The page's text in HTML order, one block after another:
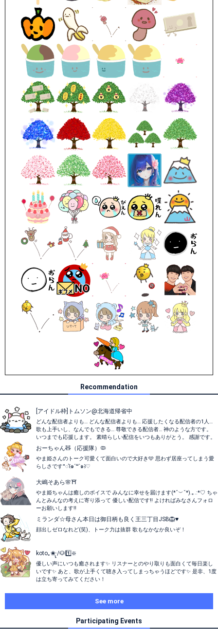
Recommendation
[アイドル枠]トムソン@北海道帰省中‪‪
どんな配信者よりも… どんな配信者よりも… 応援したくなる配信者の1人…
歌も上手いし、なんでもできる… 尊敬できる配信者… 神のような方です。
いつまでも応援します。 素晴らしい配信をいつもありがとう。 感謝です。
おーちゃん🧸（応援隊）🦠
やま姫さんのトーク可愛くて面白いので大好き🩵 思わず居座ってしまう愛
らしさです°◌̊꒰๑´꒳`๑꒱♡
大嶋そあら🌸⛩
やま姫ちゃんは癒しのボイスで みんなに幸せを届けます(*˘︶˘*).｡.:*♡ ちゃ
んとみんなの考えに寄り添って 優しい配信です‼️ よければみなさんフォロ
ーお願いします‼️
ミランダ☆母さん本日は御日柄も良く王三丁目JSB🦁♥️
顔出しゼロなれど(笑)、トーク力は抜群 歌もなかなか良いぞ！
koto｡❀·̩͙/🐶1️⃣❇️
優しい声にいつも癒されます✨️ リスナーとのやり取りも面白くて毎日楽し
いです✨️ あと、歌が上手くて聴き入ってしまっちゃうほどです✨️ 是非、1度
は立ち寄ってみてください！
See more
Participating Events